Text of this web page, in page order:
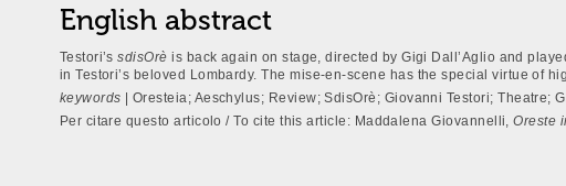
English abstract
Testori’ssdisOrè is back again on stage, directed by Gigi Dall’Aglio and
in Testori’s beloved Lombardy. The mise-en-scene has the special virtue of
keywords | Oresteia; Aeschylus; Review; SdisOrè; Giovanni Testori; Theatre;
Per citare questo articolo / To cite this article: Maddalena Giovannelli,Oreste